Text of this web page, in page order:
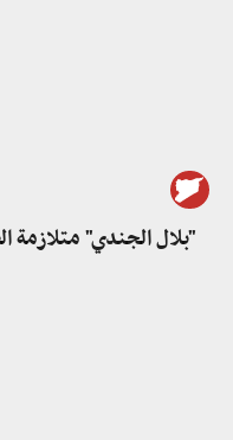
"بلال الجندي" متلازمة